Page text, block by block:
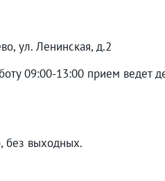
ул. Ленинская, д.2
09:00-13:00 прием
без выходных.